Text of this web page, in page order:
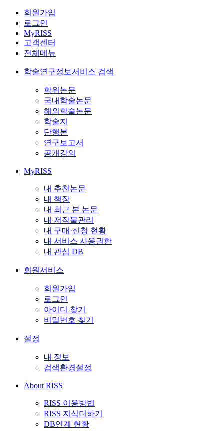
회원가입
로그인
MyRISS
고객센터
전체메뉴
학술연구정보서비스 검색
학위논문
국내학술논문
해외학술논문
학술지
단행본
연구보고서
공개강의
MyRISS
내 추천논문
내 책장
내 최근 본 논문
내 저작물관리
내 구매·신청 현황
내 서비스 사용권한
내 관심 DB
회원서비스
회원가입
로그인
아이디 찾기
비밀번호 찾기
설정
내 정보
검색환경설정
About RISS
RISS 이용방법
RISS 지식더하기
DB연계 현황